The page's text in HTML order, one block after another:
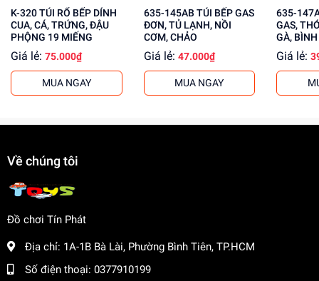
cung cấp giá sỉ cho khách buôn. Liên hệ ngay để nhận ưu
đãi!
K-320 TÚI RỔ BẾP DÍNH
CUA, CÁ, TRỨNG, ĐẬU
PHỘNG 19 MIẾNG
Giá lẻ: 75.000₫
MUA NGAY
635-145AB TÚI BẾP GAS
ĐƠN, TỦ LẠNH, NỒI
CƠM, CHẢO
Giá lẻ: 47.000₫
MUA NGAY
635-147AB TÚI
GAS,
GÀ,
Giá lẻ:
Về chúng tôi
Đồ chơi Tín Phát
Địa chỉ: 1A-1B Bà Lài, Phường Bình Tiên, TP.HCM
Số điện thoại: 0377910199